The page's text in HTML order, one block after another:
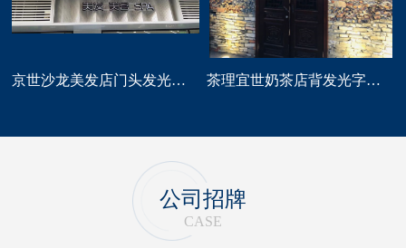
京世沙龙美发店门头发光字招牌定做 茶理宜世奶茶店背发光字门头招牌制作安装
公司招牌
CASE